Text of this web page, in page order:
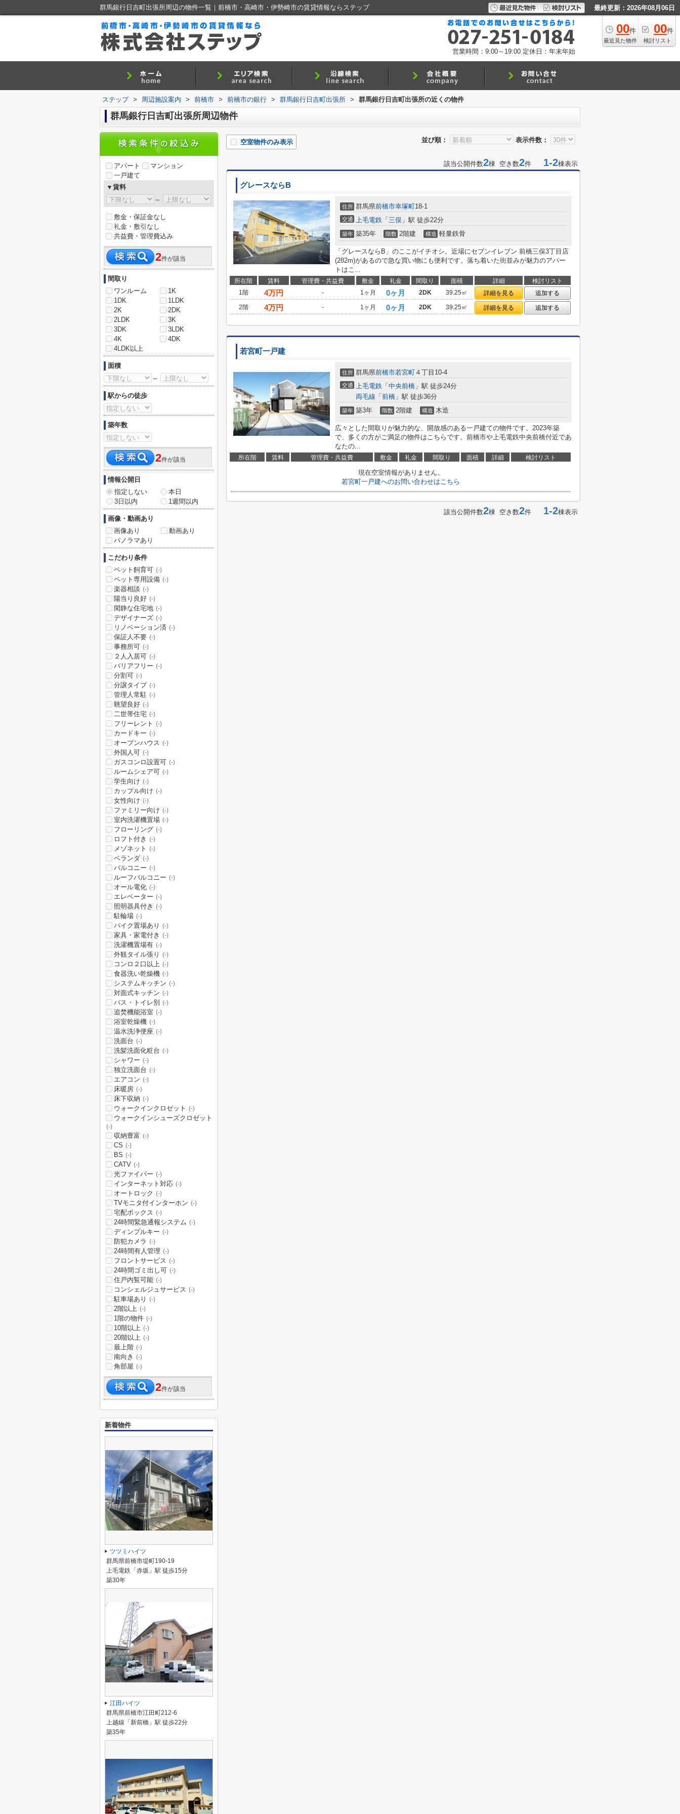
群馬銀行日吉町出張所周辺の物件一覧｜前橋市・高崎市・伊勢崎市の賃貸情報ならステップ 最終更新：2026年08月06日
00件
最近見た物件
00件
検討リスト
営業時間：9:00～19:00 定休日：年末年始
ステップ > 周辺施設案内 > 前橋市 > 前橋市の銀行 > 群馬銀行日吉町出張所 > 群馬銀行日吉町出張所の近くの物件
群馬銀行日吉町出張所周辺物件
並び順： 表示件数：
空室物件のみ表示
該当公開件数2棟 空き数2件 1-2棟表示
グレースならB
住所 群馬県前橋市幸塚町18-1
交通 上毛電鉄 「 三俣 」駅 徒歩22分
築年 築35年 階数 2階建 構造 軽量鉄骨
「グレースならB」のここがイチオシ。近場にセブンイレブン 前橋三俣3丁目店
(282m)があるので急な買い物にも便利です。落ち着いた街並みが魅力のアパー
トはこ...
所在階 賃料 管理費・共益費 敷金 礼金 間取り 面積 詳細
検討リスト
1階
4万円 - 1ヶ月 0ヶ月 2DK 39.25㎡ 詳細を見る
追加する
2階
4万円 - 1ヶ月 0ヶ月 2DK 39.25㎡ 詳細を見る 追加する
若宮町一戸建
住所 群馬県前橋市若宮町 ４丁目10-4
交通 上毛電鉄 「 中央前橋 」駅 徒歩24分
両毛線 「 前橋 」駅 徒歩36分
築年 築3年 階数 2階建 構造 木造
広々とした間取りが魅力的な、開放感のある一戸建ての物件です。2023年築
で、多くの方がご満足の物件はこちらです。前橋市や上毛電鉄中央前橋付近であ
なたの...
所在階 賃料 管理費・共益費 敷金 礼金 間取り 面積 詳細 検討リスト
現在空室情報がありません。
若宮町一戸建へのお問い合わせはこちら
該当公開件数2棟 空き数2件 1-2棟表示
アパート
マンション
一戸建て
▼賃料
～
敷金・保証金なし
礼金・敷引なし
共益費・管理費込み
2件が該当
間取り
ワンルーム
1K
1DK
1LDK
2K
2DK
2LDK
3K
3DK
3LDK
4K
4DK
4LDK以上
面積
～
駅からの徒歩
築年数
2件が該当
情報公開日
指定しない
本日
3日以内
1週間以内
画像・動画あり
画像あり
動画あり
パノラマあり
こだわり条件
ペット飼育可 (-)
ペット専用設備 (-)
楽器相談 (-)
陽当り良好 (-)
閑静な住宅地 (-)
デザイナーズ (-)
リノベーション済 (-)
保証人不要 (-)
事務所可 (-)
２人入居可 (-)
バリアフリー (-)
分割可 (-)
分譲タイプ (-)
管理人常駐 (-)
眺望良好 (-)
二世帯住宅 (-)
フリーレント (-)
カードキー (-)
オープンハウス (-)
外国人可 (-)
ガスコンロ設置可 (-)
ルームシェア可 (-)
学生向け (-)
カップル向け (-)
女性向け (-)
ファミリー向け (-)
室内洗濯機置場 (-)
フローリング (-)
ロフト付き (-)
メゾネット (-)
ベランダ (-)
バルコニー (-)
ルーフバルコニー (-)
オール電化 (-)
エレベーター (-)
照明器具付き (-)
駐輪場 (-)
バイク置場あり (-)
家具・家電付き (-)
洗濯機置場有 (-)
外観タイル張り (-)
コンロ２口以上 (-)
食器洗い乾燥機 (-)
システムキッチン (-)
対面式キッチン (-)
バス・トイレ別 (-)
追焚機能浴室 (-)
浴室乾燥機 (-)
温水洗浄便座 (-)
洗面台 (-)
洗髪洗面化粧台 (-)
シャワー (-)
独立洗面台 (-)
エアコン (-)
床暖房 (-)
床下収納 (-)
ウォークインクロゼット (-)
ウォークインシューズクロゼット
(-)
収納豊富 (-)
CS (-)
BS (-)
CATV (-)
光ファイバー (-)
インターネット対応 (-)
オートロック (-)
TVモニタ付インターホン (-)
宅配ボックス (-)
24時間緊急通報システム (-)
ディンプルキー (-)
防犯カメラ (-)
24時間有人管理 (-)
フロントサービス (-)
24時間ゴミ出し可 (-)
住戸内覧可能 (-)
コンシェルジュサービス (-)
駐車場あり (-)
2階以上 (-)
1階の物件 (-)
10階以上 (-)
20階以上 (-)
最上階 (-)
南向き (-)
角部屋 (-)
2件が該当
新着物件
ツツミハイツ
群馬県前橋市堤町190-19
上毛電鉄「赤坂」駅 徒歩15分
築30年
江田ハイツ
群馬県前橋市江田町212-6
上越線「新前橋」駅 徒歩22分
築35年